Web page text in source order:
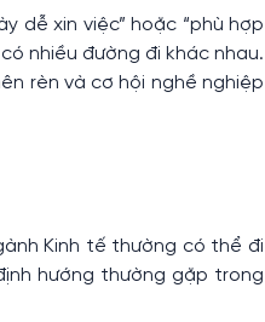
dễ xin việc” hoặc “phù hợp
nhiều đường đi khác nhau.
rèn và cơ hội nghề nghiệp
Kinh tế thường có thể đi
hướng thường gặp trong